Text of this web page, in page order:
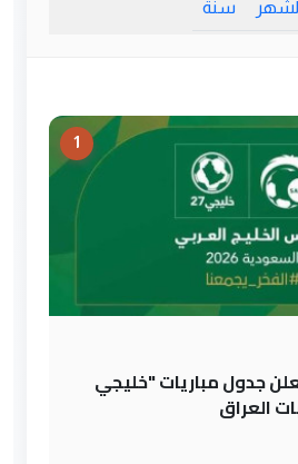
سنة
1
جدول مباريات "خليجي